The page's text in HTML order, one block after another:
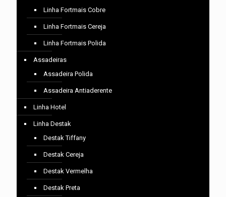
Linha Fortmais Cobre
Linha Fortmais Cereja
Linha Fortmais Polida
Assadeiras
Assadeira Polida
Assadeira Antiaderente
Linha Hotel
Linha Destak
Destak Tiffany
Destak Cereja
Destak Vermelha
Destak Preta